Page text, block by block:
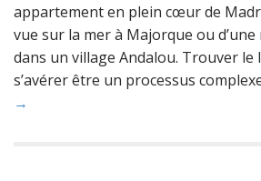
appartement en plein cœur de
vue sur la mer à Majorque ou
dans un village Andalou. Trouver
s’avérer être un processus
→